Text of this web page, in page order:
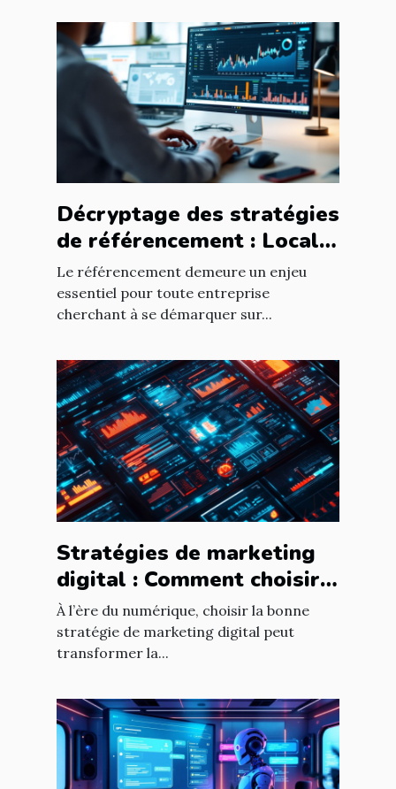
Décryptage des stratégies
de référencement : Local
vs National
Le référencement demeure un enjeu
essentiel pour toute entreprise
cherchant à se démarquer sur...
Stratégies de marketing
digital : Comment choisir
pour votre entreprise ?
À l’ère du numérique, choisir la bonne
stratégie de marketing digital peut
transformer la...